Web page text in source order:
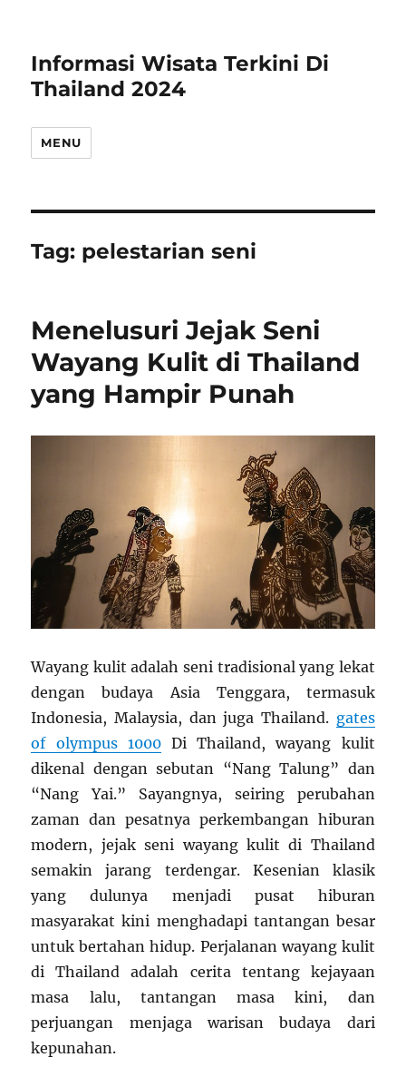
Informasi Wisata Terkini Di
Thailand 2024
MENU
Tag: pelestarian seni
Menelusuri Jejak Seni
Wayang Kulit di Thailand
yang Hampir Punah
Wayang kulit adalah seni tradisional yang lekat
dengan budaya Asia Tenggara, termasuk
Indonesia, Malaysia, dan juga Thailand. gates
of olympus 1000Di Thailand, wayang kulit
dikenal dengan sebutan “Nang Talung” dan
“Nang Yai.” Sayangnya, seiring perubahan
zaman dan pesatnya perkembangan hiburan
modern, jejak seni wayang kulit di Thailand
semakin jarang terdengar. Kesenian klasik
yang dulunya menjadi pusat hiburan
masyarakat kini menghadapi tantangan besar
untuk bertahan hidup. Perjalanan wayang kulit
di Thailand adalah cerita tentang kejayaan
masa lalu, tantangan masa kini, dan
perjuangan menjaga warisan budaya dari
kepunahan.